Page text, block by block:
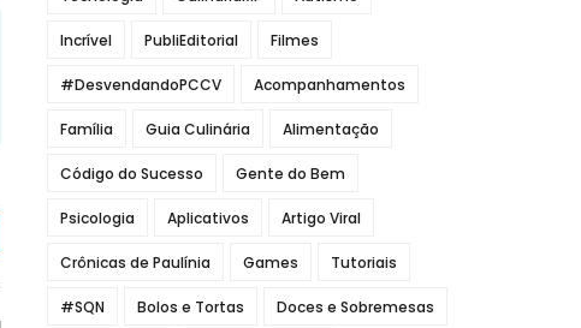
Incrível PubliEditorial Filmes
#DesvendandoPCCV Acompanhamentos
Família Guia Culinária Alimentação
Código do Sucesso Gente do Bem
Psicologia Aplicativos Artigo Viral
Crônicas de Paulínia Games Tutoriais
#SQN Bolos e Tortas Doces e Sobremesas